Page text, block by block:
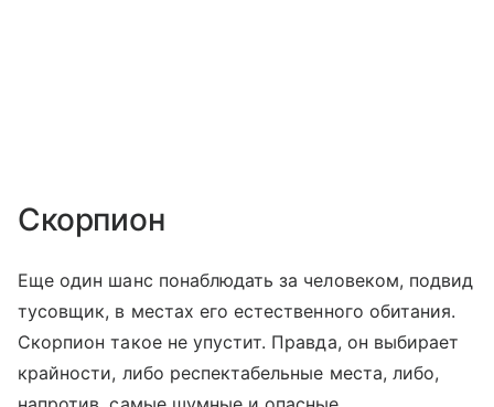
Скорпион
Еще один шанс понаблюдать за человеком, подвид
тусовщик, в местах его естественного обитания.
Скорпион такое не упустит. Правда, он выбирает
крайности, либо респектабельные места, либо,